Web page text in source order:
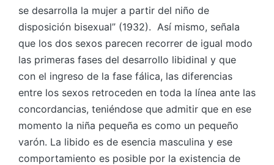
se desarrolla la mujer a partir del niño de
disposición bisexual” (1932). Así mismo, señala
que los dos sexos parecen recorrer de igual modo
las primeras fases del desarrollo libidinal y que
con el ingreso de la fase fálica, las diferencias
entre los sexos retroceden en toda la línea ante las
concordancias, teniéndose que admitir que en ese
momento la niña pequeña es como un pequeño
varón. La libido es de esencia masculina y ese
comportamiento es posible por la existencia de